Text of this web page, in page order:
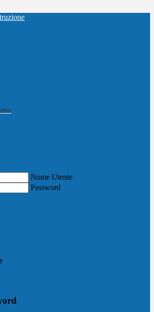
Nome Utente
Password